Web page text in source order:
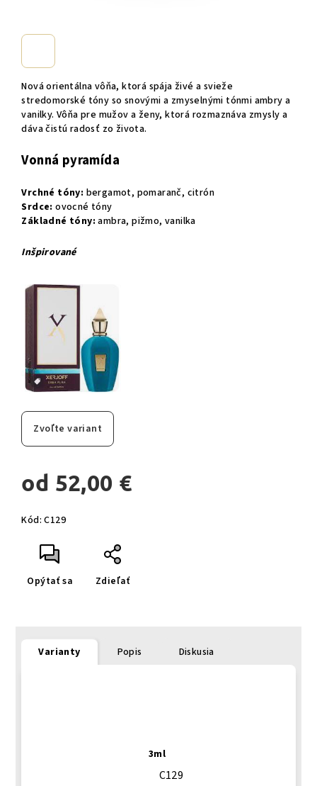
Nová orientálna vôňa, ktorá spája živé a svieže
stredomorské tóny so snovými a zmyselnými tónmi ambry a
vanilky. Vôňa pre mužov a ženy, ktorá rozmaznáva zmysly a
dáva čistú radosť zo života.
Vonná pyramída
Vrchné tóny: bergamot, pomaranč, citrón
Srdce: ovocné tóny
Základné tóny: ambra, pižmo, vanilka
Inšpirované
Zvoľte variant
od 52,00 €
cena:
Kód: C129
Opýtať sa Zdieľať
Varianty Popis Diskusia
3ml
C129